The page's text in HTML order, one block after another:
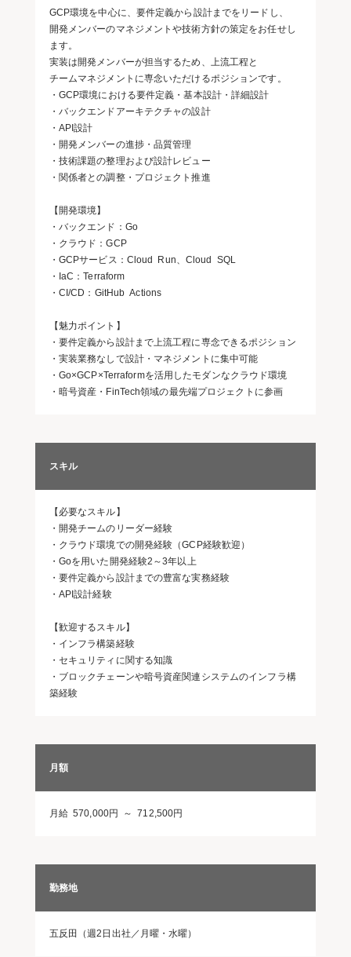
GCP環境を中心に、要件定義から設計までをリードし、
開発メンバーのマネジメントや技術方針の策定をお任せし
ます。
実装は開発メンバーが担当するため、上流工程と
チームマネジメントに専念いただけるポジションです。
・GCP環境における要件定義・基本設計・詳細設計
・バックエンドアーキテクチャの設計
・API設計
・開発メンバーの進捗・品質管理
・技術課題の整理および設計レビュー
・関係者との調整・プロジェクト推進
【開発環境】
・バックエンド：Go
・クラウド：GCP
・GCPサービス：Cloud Run、Cloud SQL
・IaC：Terraform
・CI/CD：GitHub Actions
【魅力ポイント】
・要件定義から設計まで上流工程に専念できるポジション
・実装業務なしで設計・マネジメントに集中可能
・Go×GCP×Terraformを活用したモダンなクラウド環境
・暗号資産・FinTech領域の最先端プロジェクトに参画
スキル
【必要なスキル】
・開発チームのリーダー経験
・クラウド環境での開発経験（GCP経験歓迎）
・Goを用いた開発経験2～3年以上
・要件定義から設計までの豊富な実務経験
・API設計経験
【歓迎するスキル】
・インフラ構築経験
・セキュリティに関する知識
・ブロックチェーンや暗号資産関連システムのインフラ構
築経験
月額
月給 570,000円 ～ 712,500円
勤務地
五反田（週2日出社／月曜・水曜）